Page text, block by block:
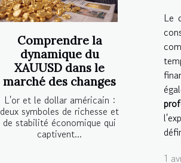
Comprendre la
dynamique du
XAUUSD dans le
marché des changes
L'or et le dollar américain :
deux symboles de richesse et
de stabilité économique qui
captivent...
Le
1